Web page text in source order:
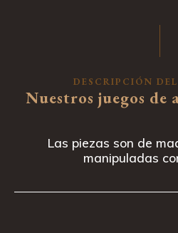
DESCRIPCIÓN
Nuestros juegos de
Las piezas son de
manipuladas